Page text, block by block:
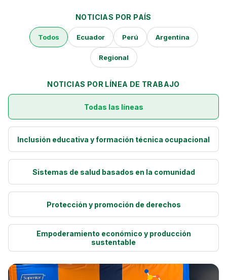
PROYECTOS
En Perú
Publicaciones
Caja de Herramientas
Transparencia
NOTICIAS
CONTACTO
NOTICIAS POR PAÍS
Todos Ecuador Perú Argentina
Regional
NOTICIAS POR LÍNEA DE TRABAJO
Todas las líneas
Inclusión educativa y formación técnica ocupacional
Sistemas de salud basados en la comunidad
Protección y promoción de derechos
Empoderamiento económico y producción
sustentable